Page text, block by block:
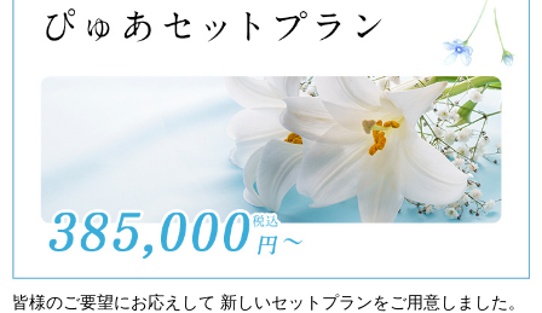
皆様のご要望にお応えして 新しいセットプランをご用意しました。